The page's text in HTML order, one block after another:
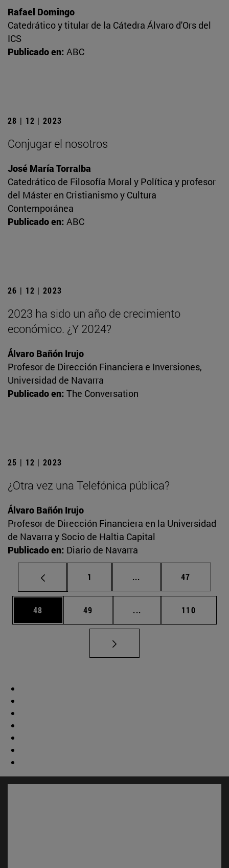
Rafael Domingo
Catedrático y titular de la Cátedra Álvaro d'Ors del
ICS
Publicado en: ABC
28 | 12 | 2023
Conjugar el nosotros
José María Torralba
Catedrático de Filosofía Moral y Política y profesor
del Máster en Cristianismo y Cultura
Contemporánea
Publicado en: ABC
26 | 12 | 2023
2023 ha sido un año de crecimiento
económico. ¿Y 2024?
Álvaro Bañón Irujo
Profesor de Dirección Financiera e Inversiones,
Universidad de Navarra
Publicado en: The Conversation
25 | 12 | 2023
¿Otra vez una Telefónica pública?
Álvaro Bañón Irujo
Profesor de Dirección Financiera en la Universidad
de Navarra y Socio de Haltia Capital
Publicado en: Diario de Navarra
Página
1 ... Páginas intermedias
Página
47
Página
48 Página
49 ... Páginas intermedias
Página
110